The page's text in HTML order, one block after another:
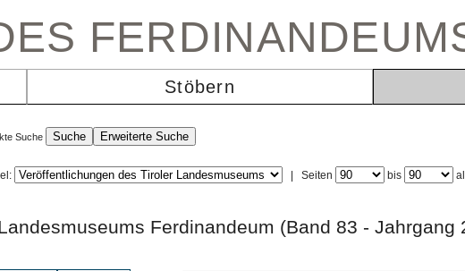
Stöbern
Suche
Seiten bis
Landesmuseums Ferdinandeum (Band 83 -